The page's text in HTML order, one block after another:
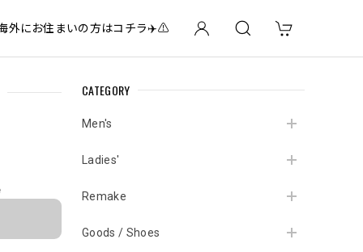
にお住まいの方はコチラ✈️⚠️
CATEGORY
Men's
Ladies'
Remake
Goods / Shoes